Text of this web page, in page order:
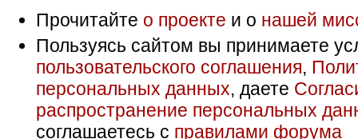
Прочитайте о проекте и о нашей
Пользуясь сайтом вы принимаете
пользовательского соглашения,
персональных данных, даете
распространение персональных
соглашаетесь с правилами форума